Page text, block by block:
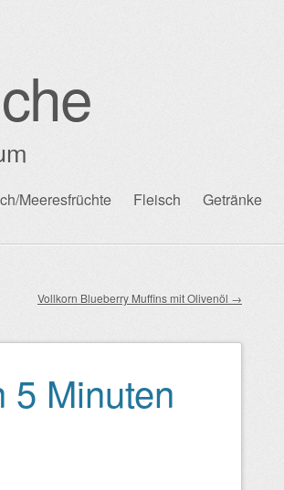
Meeresfrüchte Fleisch Getränke
Vollkorn Blueberry Muffins mit Olivenöl →
5 Minuten